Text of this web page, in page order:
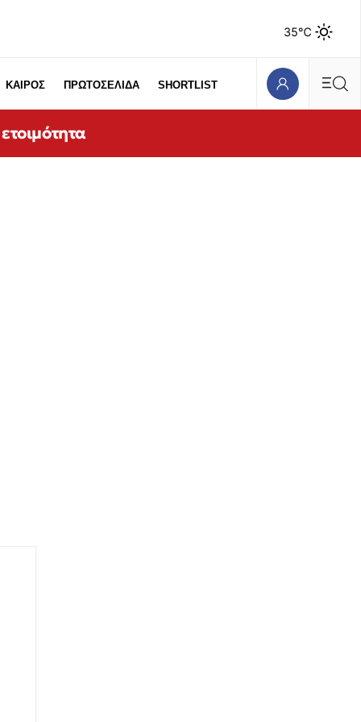
35℃
ΚΑΙΡΟΣ ΠΡΩΤΟΣΕΛΙΔΑ SHORTLIST